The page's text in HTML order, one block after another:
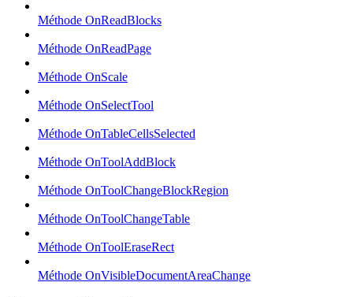
Méthode OnReadBlocks
Méthode OnReadPage
Méthode OnScale
Méthode OnSelectTool
Méthode OnTableCellsSelected
Méthode OnToolAddBlock
Méthode OnToolChangeBlockRegion
Méthode OnToolChangeTable
Méthode OnToolEraseRect
Méthode OnVisibleDocumentAreaChange